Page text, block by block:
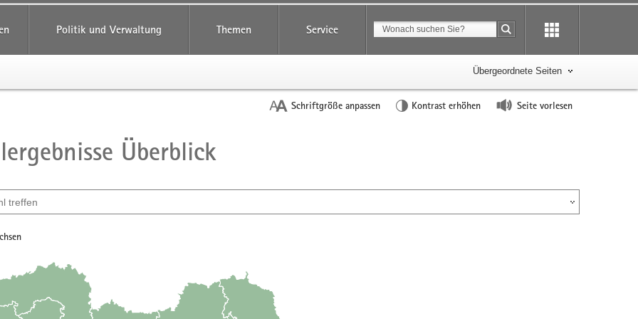
Politik und Verwaltung Themen Service Suchbegriff
Suche starten
Übergeordnete Seiten
Schriftgröße anpassen Kontrast erhöhen Seite vorlesen
Überblick